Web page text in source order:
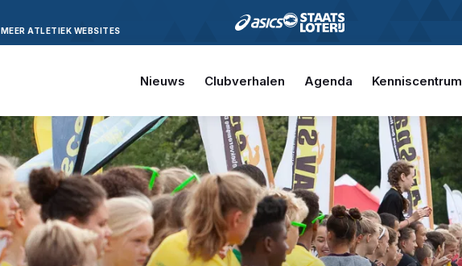
MEER ATLETIEK WEBSITES
Nieuws Clubverhalen Agenda Kenniscentrum